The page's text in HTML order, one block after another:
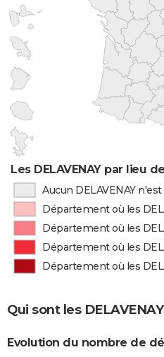
Les DELAVENAY par lieu
Aucun DELAVENAY
Département où les
Département où les
Département où les
Département où les
Qui sont les
Evolution du nombre de